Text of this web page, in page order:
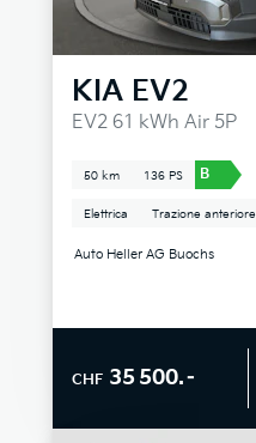
KIA EV2
EV2 61 kWh Air 5P
50 km 136 PS B
Elettrica Trazione anteriore
Auto Heller AG Buochs
CHF 35 500.–